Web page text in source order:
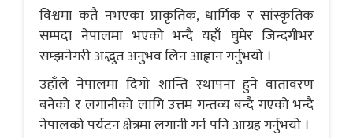
विश्वमा कतै नभएका प्राकृतिक, धार्मिक र सांस्कृतिक
सम्पदा नेपालमा भएको भन्दै यहाँ घुमेर जिन्दगीभर
सम्झनेगरी अद्भुत अनुभव लिन आह्वान गर्नुभयो ।
उहाँले नेपालमा दिगो शान्ति स्थापना हुने वातावरण
बनेको र लगानीको लागि उत्तम गन्तव्य बन्दै गएको भन्दै
नेपालको पर्यटन क्षेत्रमा लगानी गर्न पनि आग्रह गर्नुभयो ।